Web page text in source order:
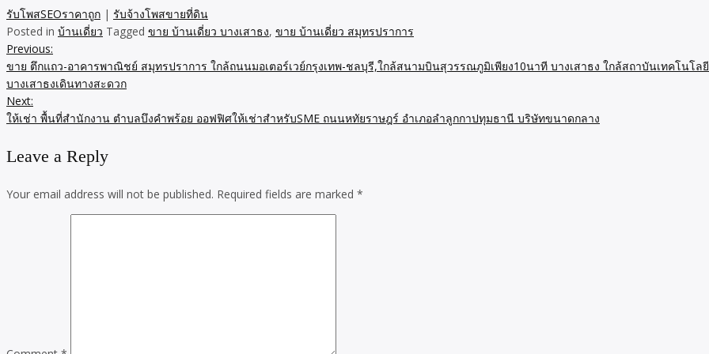
รับโพสSEOราคาถูก | รับจ้างโพสขายที่ดิน
Posted in บ้านเดี่ยว Tagged ขาย บ้านเดี่ยว บางเสาธง, ขาย บ้านเดี่ยว สมุทรปราการ
Post
navigation
Previous:
ขาย ตึกแถว-อาคารพาณิชย์ สมุทรปราการ ใกล้ถนนมอเตอร์เวย์กรุงเทพ-ชลบุรี,ใกล้สนามบินสุวรรณภูมิเพียง10นาที บางเสาธง ใกล้สถาบันเทคโนโล
บางเสาธงเดินทางสะดวก
Next:
ให้เช่า พื้นที่สำนักงาน ตำบลบึงคำพร้อย ออฟฟิศให้เช่าสำหรับSME ถนนหทัยราษฎร์ อำเภอลำลูกกาปทุมธานี บริษัทขนาดกลาง
Leave a Reply
Your email address will not be published. Required fields are marked *